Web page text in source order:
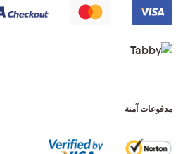
مدفوعات آمنة